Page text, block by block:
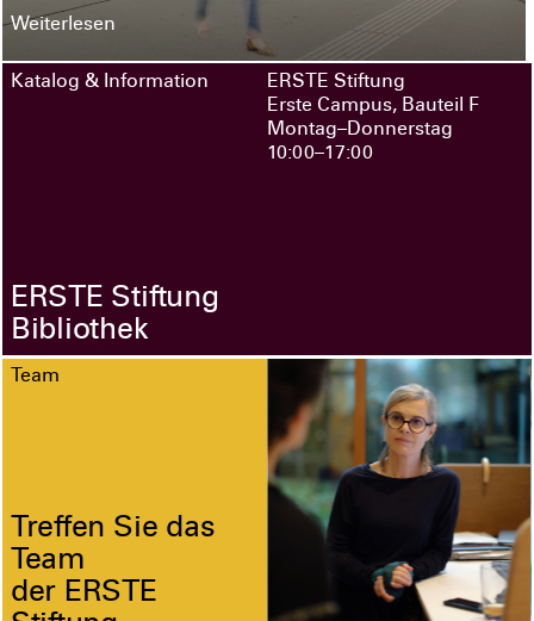
Weiterlesen
Katalog & Information
ERSTE Stiftung
Erste Campus, Bauteil F
Montag–Donnerstag
10:00–17:00
ERSTE Stiftung
Bibliothek
Team
Treffen Sie das
Team
der ERSTE